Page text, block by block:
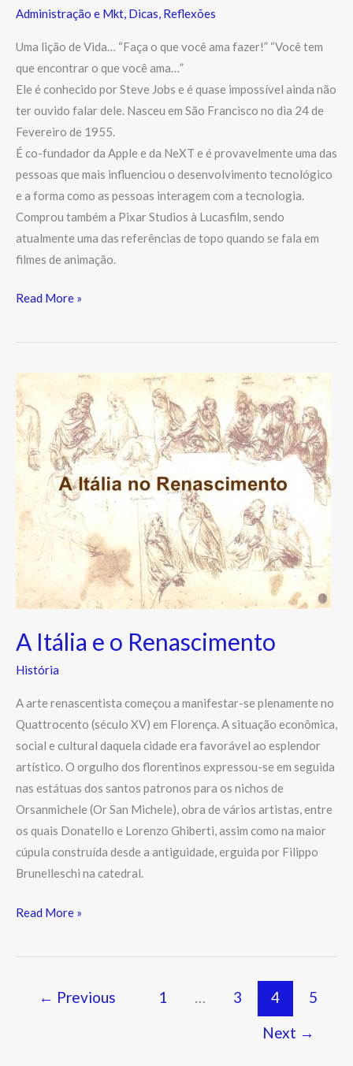
Administração e Mkt, Dicas, Reflexões
Uma lição de Vida… “Faça o que você ama fazer!” “Você tem
que encontrar o que você ama…”
Ele é conhecido por Steve Jobs e é quase impossível ainda não
ter ouvido falar dele. Nasceu em São Francisco no dia 24 de
Fevereiro de 1955.
É co-fundador da Apple e da NeXT e é provavelmente uma das
pessoas que mais influenciou o desenvolvimento tecnológico
e a forma como as pessoas interagem com a tecnologia.
Comprou também a Pixar Studios à Lucasfilm, sendo
atualmente uma das referências de topo quando se fala em
filmes de animação.
Read More »
A Itália e o Renascimento
História
A arte renascentista começou a manifestar-se plenamente no
Quattrocento (século XV) em Florença. A situação econômica,
social e cultural daquela cidade era favorável ao esplendor
artístico. O orgulho dos florentinos expressou-se em seguida
nas estátuas dos santos patronos para os nichos de
Orsanmichele (Or San Michele), obra de vários artistas, entre
os quais Donatello e Lorenzo Ghiberti, assim como na maior
cúpula construída desde a antiguidade, erguida por Filippo
Brunelleschi na catedral.
Itália
e
o
Renascimento
Read More »
← Previous 1 … 3 4
5
Next →